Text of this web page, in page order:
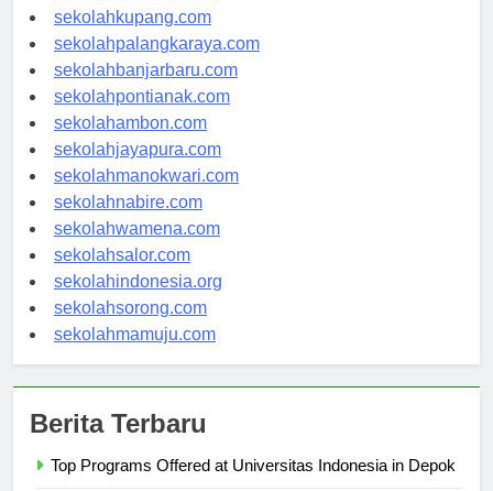
sekolahmanado.com
sekolahkupang.com
sekolahpalangkaraya.com
sekolahbanjarbaru.com
sekolahpontianak.com
sekolahambon.com
sekolahjayapura.com
sekolahmanokwari.com
sekolahnabire.com
sekolahwamena.com
sekolahsalor.com
sekolahindonesia.org
sekolahsorong.com